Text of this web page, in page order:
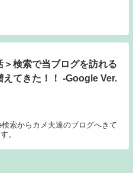
＞検索で当ブログを訪れる
えてきた！！ -Google Ver.
索からカメ夫達のブログへきて
。